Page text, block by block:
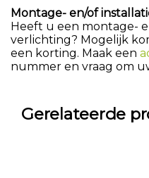
Montage- en/of
Heeft u een montage-
verlichting? Mogelijk
een korting. Maak een
nummer en vraag om
Gerelateerde